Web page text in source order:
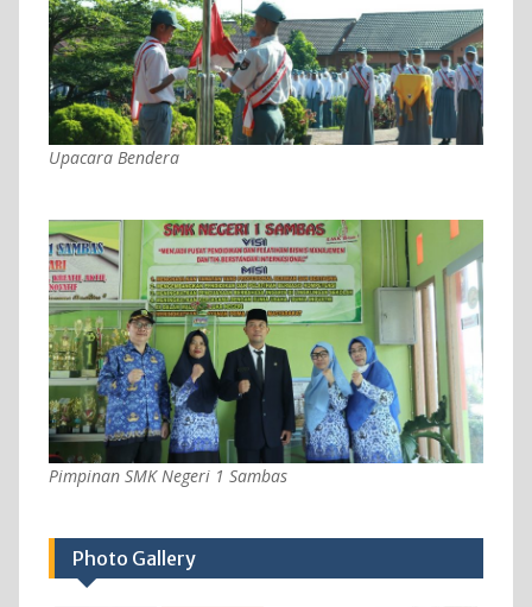
Upacara Bendera
Pimpinan SMK Negeri 1 Sambas
Photo Gallery